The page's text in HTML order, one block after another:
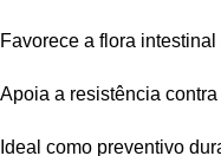
Favorece a flora
Apoia a resistência
Ideal como preventivo